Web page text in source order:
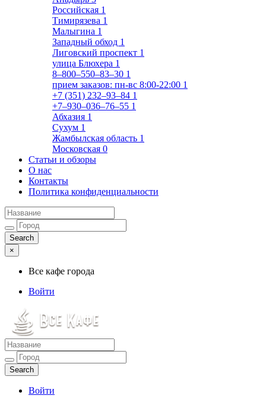
Российская 1
Тимирязева 1
Малыгина 1
Западный обход 1
Лиговский проспект 1
улица Блюхера 1
8‒800‒550‒83‒30 1
прием заказов: пн-вс 8:00-22:00 1
+7 (351) 232‒93‒84 1
+7‒930‒036‒76‒55 1
Абхазия 1
Сухум 1
Жамбылская область 1
Московская 0
Статьи и обзоры
О нас
Контакты
Политика конфиденциальности
×
Все кафе города
Войти
Все кафе города
Каталог хороших кафе
Войти